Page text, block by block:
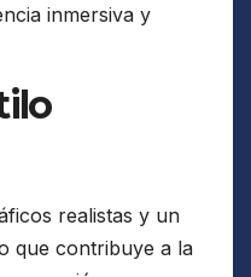
inmersiva y
realistas y un
que contribuye a la